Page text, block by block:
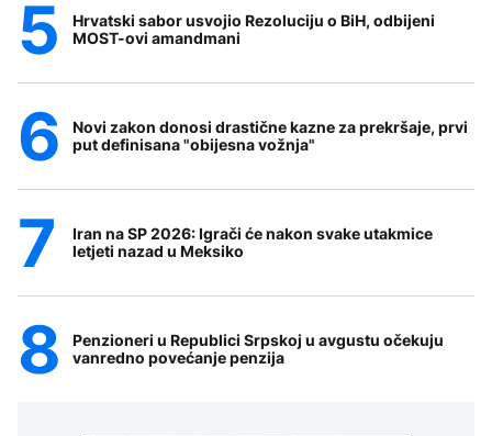
Hrvatski sabor usvojio Rezoluciju o BiH, odbijeni
MOST-ovi amandmani
Novi zakon donosi drastične kazne za prekršaje, prvi
put definisana "obijesna vožnja"
Iran na SP 2026: Igrači će nakon svake utakmice
letjeti nazad u Meksiko
Penzioneri u Republici Srpskoj u avgustu očekuju
vanredno povećanje penzija